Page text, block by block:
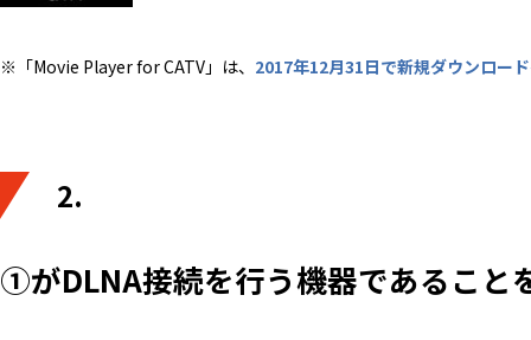
※「Movie Player for CATV」は、 2017年12月31日で新規ダウンロー
2.
①がDLNA接続を行う機器であること